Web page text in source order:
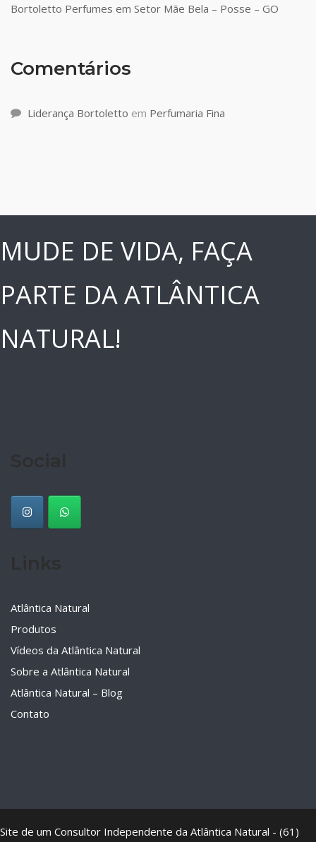
Bortoletto Perfumes em Setor Mãe Bela – Posse – GO
Comentários
Liderança Bortoletto em Perfumaria Fina
MUDE DE VIDA, FAÇA
PARTE DA ATLÂNTICA
NATURAL!
Atlântica Natural
Produtos
Vídeos da Atlântica Natural
Sobre a Atlântica Natural
Atlântica Natural – Blog
Contato
Site de um Consultor Independente da Atlântica Natural - (61)